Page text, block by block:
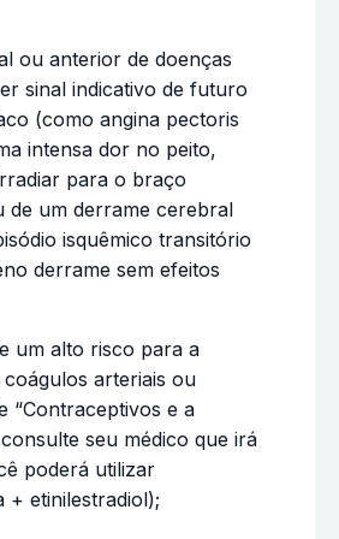
ou anterior de doenças
sinal indicativo de futuro
(como angina pectoris
intensa dor no peito,
para o braço
de um derrame cerebral
isquêmico transitório
derrame sem efeitos
um alto risco para a
arteriais ou
“Contraceptivos e a
seu médico que irá
poderá utilizar
+ etinilestradiol);